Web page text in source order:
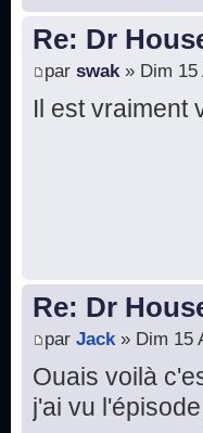
Re: Dr
par swak» Dim 15
Il est vraiment
Re: Dr
par Jack» Dim 15
Ouais voilà
j'ai vu